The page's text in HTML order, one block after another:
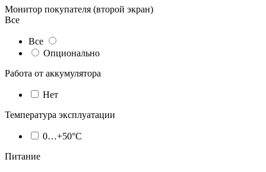
Монитор покупателя (второй экран)
Все
Все
Опционально
Работа от аккумулятора
Нет
Температура эксплуатации
0…+50°C
Питание